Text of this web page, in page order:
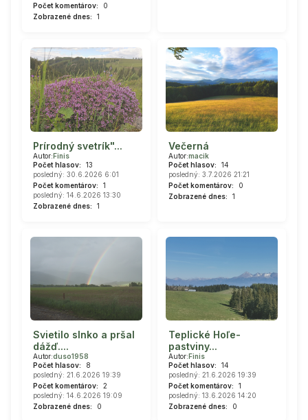
Počet komentárov:
0
Zobrazené dnes:
1
Prírodný svetrík"...
Autor:Finis
Počet hlasov:
13
posledný: 30.6.2026 6:01
Počet komentárov:
1
posledný: 14.6.2026 13:30
Zobrazené dnes:
1
Večerná
Autor:macik
Počet hlasov:
14
posledný: 3.7.2026 21:21
Počet komentárov:
0
Zobrazené dnes:
1
Svietilo slnko a pršal
dážď....
Autor:duso1958
Počet hlasov:
8
posledný: 21.6.2026 19:39
Počet komentárov:
2
posledný: 14.6.2026 19:09
Zobrazené dnes:
0
Teplické Hoľe-
pastviny...
Autor:Finis
Počet hlasov:
14
posledný: 21.6.2026 19:39
Počet komentárov:
1
posledný: 13.6.2026 14:20
Zobrazené dnes:
0